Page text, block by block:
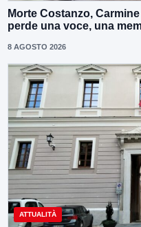
Morte Costanzo,
perde una voce, una
8 AGOSTO 2026
ATTUALITÀ